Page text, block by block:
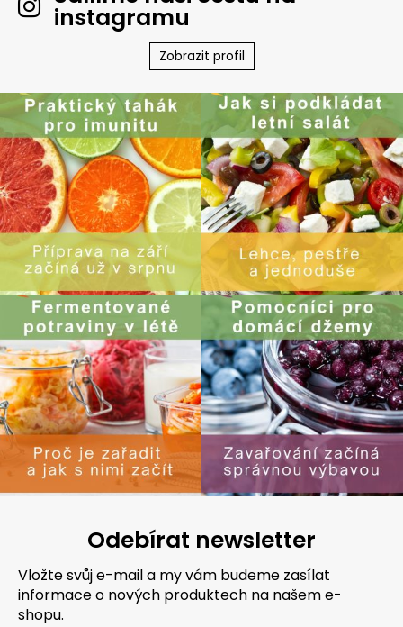
instagramu
Zobrazit profil
Odebírat newsletter
Vložte svůj e-mail a my vám budeme zasílat
informace o nových produktech na našem e-
shopu.